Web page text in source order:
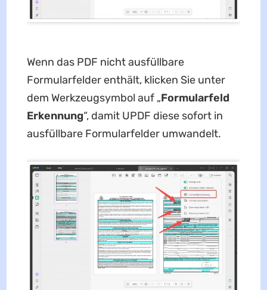
Wenn das PDF nicht ausfüllbare
Formularfelder enthält, klicken Sie unter
dem Werkzeugsymbol auf „Formularfeld
Erkennung“, damit UPDF diese sofort in
ausfüllbare Formularfelder umwandelt.